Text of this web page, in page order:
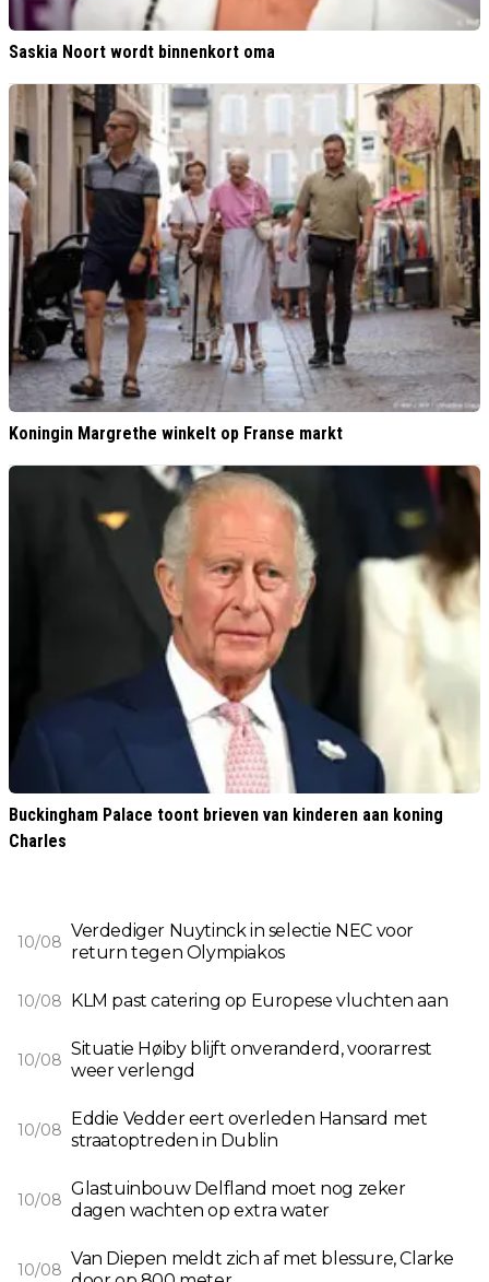
Saskia Noort wordt binnenkort oma
Koningin Margrethe winkelt op Franse markt
Buckingham Palace toont brieven van kinderen aan koning
Charles
10/08
Verdediger Nuytinck in selectie NEC voor
return tegen Olympiakos
10/08 KLM past catering op Europese vluchten aan
10/08
Situatie Høiby blijft onveranderd, voorarrest
weer verlengd
10/08
Eddie Vedder eert overleden Hansard met
straatoptreden in Dublin
10/08
Glastuinbouw Delfland moet nog zeker
dagen wachten op extra water
10/08
Van Diepen meldt zich af met blessure, Clarke